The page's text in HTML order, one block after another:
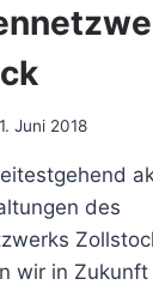
Juni 2018
des
wir in Zukunft